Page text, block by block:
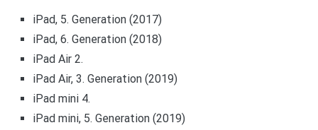
iPad, 5. Generation (2017)
iPad, 6. Generation (2018)
iPad Air 2.
iPad Air, 3. Generation (2019)
iPad mini 4.
iPad mini, 5. Generation (2019)